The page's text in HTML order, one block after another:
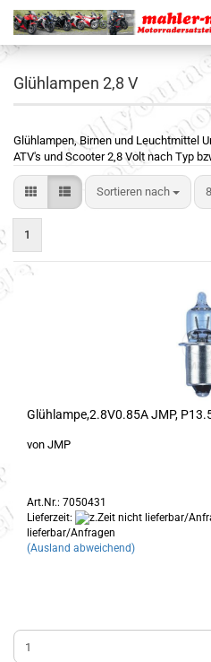
Glühlampen 2,8 V
Glühlampen, Birnen und Leuchtmittel
ATV's und Scooter 2,8 Volt nach Typ
Sortieren nach
1
Glühlampe,2.8V0.85A JMP,
von JMP
Art.Nr.: 7050431
Lieferzeit:
lieferbar/Anfragen
(Ausland abweichend)